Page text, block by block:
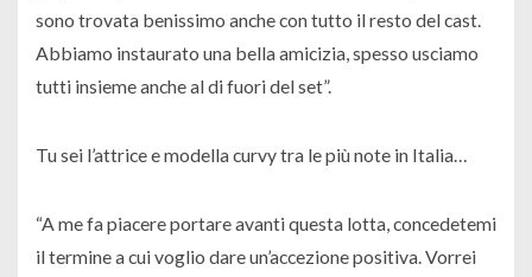
sono trovata benissimo anche con tutto il resto del cast.
Abbiamo instaurato una bella amicizia, spesso usciamo
tutti insieme anche al di fuori del set”.
Tu sei l’attrice e modella curvy tra le più note in Italia…
“A me fa piacere portare avanti questa lotta, concedetemi
il termine a cui voglio dare un’accezione positiva. Vorrei